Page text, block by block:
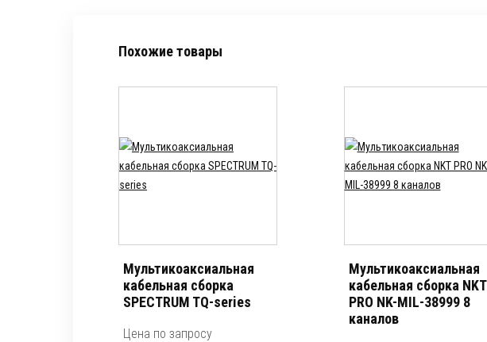
Похожие товары
Мультикоаксиальная
кабельная сборка
SPECTRUM TQ-series
Цена по запросу
Мультикоаксиальная
кабельная сборка NKT
PRO NK-MIL-38999 8
каналов